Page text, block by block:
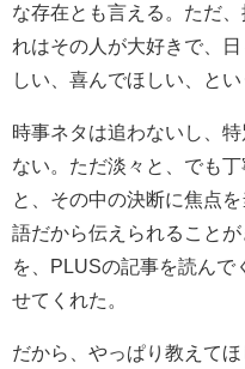
な存在とも言える。ただ
れはその人が大好きで、
しい、喜んでほしい、と
時事ネタは追わないし、
ない。ただ淡々と、でも
と、その中の決断に焦点
語だから伝えられること
を、PLUSの記事を読んで
せてくれた。
だから、やっぱり教えてほ